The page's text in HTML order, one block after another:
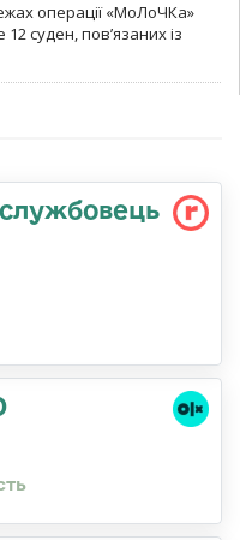
операції «МоЛоЧКа»
суден, пов’язаних із